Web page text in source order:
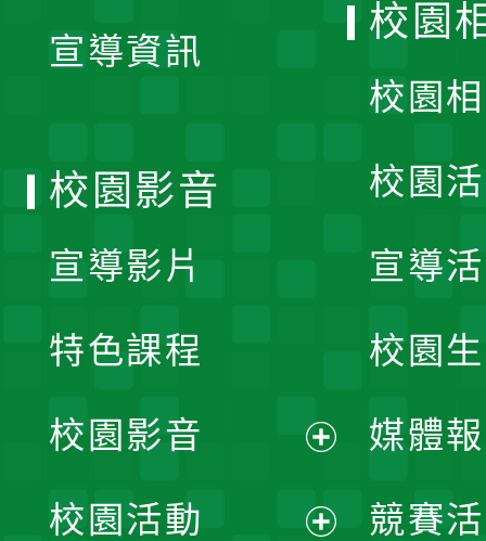
宣導資訊
校園
校園
校園
宣導
校園
媒體
競賽
校園影音
宣導影片
特色課程
校園影音
校園活動